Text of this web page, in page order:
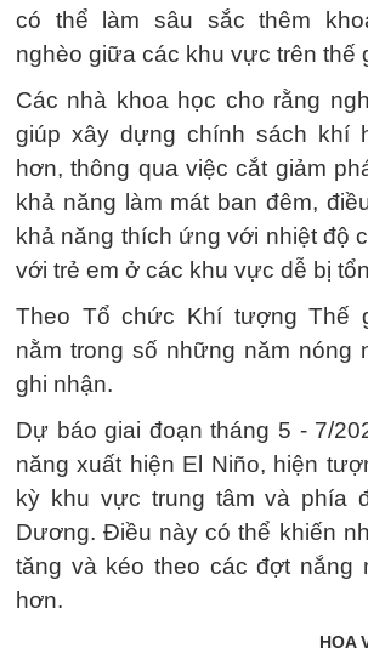
có thể làm sâu sắc thêm
nghèo giữa các khu vực trên thế
Các nhà khoa học cho rằng
giúp xây dựng chính sách khí
hơn, thông qua việc cắt giảm
khả năng làm mát ban đêm,
khả năng thích ứng với nhiệt độ
với trẻ em ở các khu vực dễ bị
Theo Tổ chức Khí tượng Thế
nằm trong số những năm nóng
ghi nhận.
Dự báo giai đoạn tháng 5 - 7/
năng xuất hiện El Niño, hiện
kỳ khu vực trung tâm và phía
Dương. Điều này có thể khiến
tăng và kéo theo các đợt nắng
hơn.
HOA